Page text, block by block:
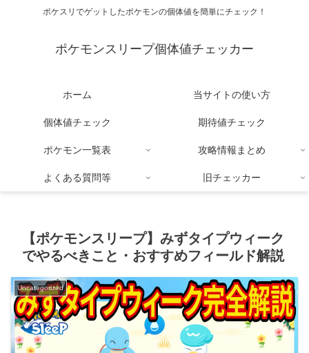
ポケスリでゲットしたポケモンの個体値を簡単にチェック！
ポケモンスリープ個体値チェッカー
ホーム 当サイトの使い方
個体値チェック 期待値チェック
ポケモン一覧表 攻略情報まとめ
よくある質問等 旧チェッカー
【ポケモンスリープ】みずタイプウィーク
でやるべきこと・おすすめフィールド解説
Uncategorized